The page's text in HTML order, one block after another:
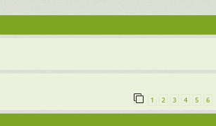
1 2 3 4 5 6